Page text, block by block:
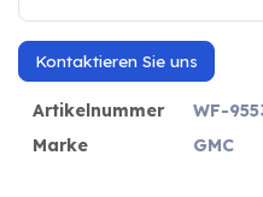
Kontaktieren Sie uns
Artikelnummer
WF-
Marke
GMC